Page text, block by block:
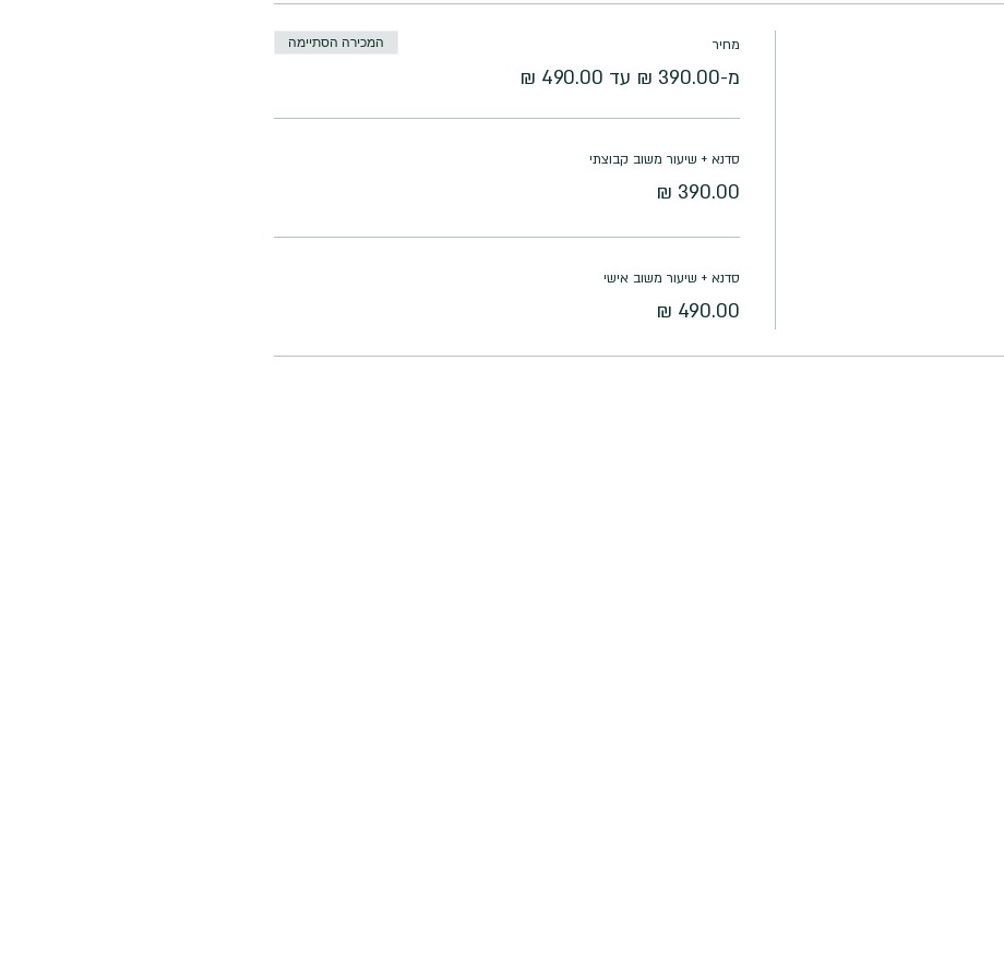
מחיר
מ-‏390.00 ‏₪ עד ‏490.00 ‏₪
המכירה הסתיימה
סדנא + שיעור משוב קבוצתי
סדנא + שיעור משוב אישי